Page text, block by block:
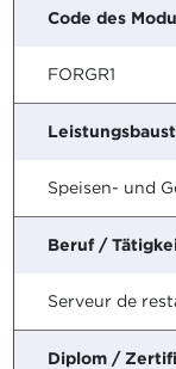
Code des
FORGR1
Speisen- und
Beruf /
Serveur de
Diplom /